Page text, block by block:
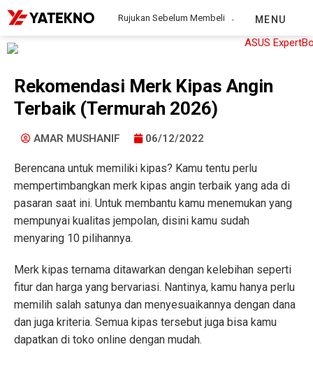
Rujukan Sebelum Membeli MENU
Rekomendasi Merk Kipas Angin
Terbaik (Termurah 2026)
AMAR MUSHANIF 06/12/2022
Berencana untuk memiliki kipas? Kamu tentu perlu
mempertimbangkan merk kipas angin terbaik yang ada di
pasaran saat ini. Untuk membantu kamu menemukan yang
mempunyai kualitas jempolan, disini kamu sudah
menyaring 10 pilihannya.
Merk kipas ternama ditawarkan dengan kelebihan seperti
fitur dan harga yang bervariasi. Nantinya, kamu hanya perlu
memilih salah satunya dan menyesuaikannya dengan dana
dan juga kriteria. Semua kipas tersebut juga bisa kamu
dapatkan di toko online dengan mudah.